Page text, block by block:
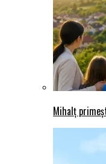
Mihalț